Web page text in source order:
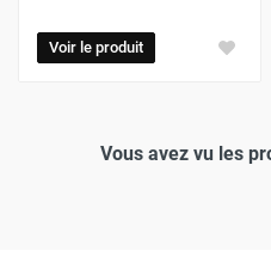
Voir le produit
Vous avez vu les